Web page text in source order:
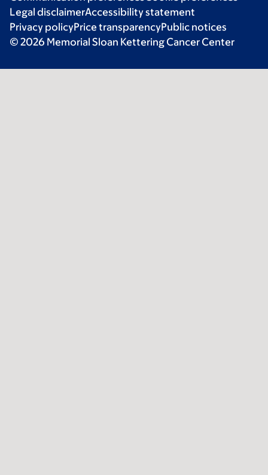
Legal disclaimerAccessibility statement
Privacy policyPrice transparencyPublic notices
© 2026 Memorial Sloan Kettering Cancer Center